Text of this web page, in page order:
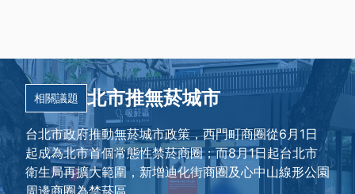
相關議題 北市推無菸城市
台北市政府推動無菸城市政策，西門町商圈從6月1日
起成為北市首個常態性禁菸商圈；而8月1日起台北市
衛生局再擴大範圍，新增迪化街商圈及心中山線形公園